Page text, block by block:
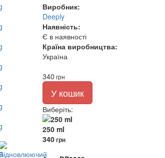
Виробник:
Deeply
Наявність:
Є в наявності
Країна виробництва:
Україна
340 грн
У кошик
Виберіть:
250 ml
340грн